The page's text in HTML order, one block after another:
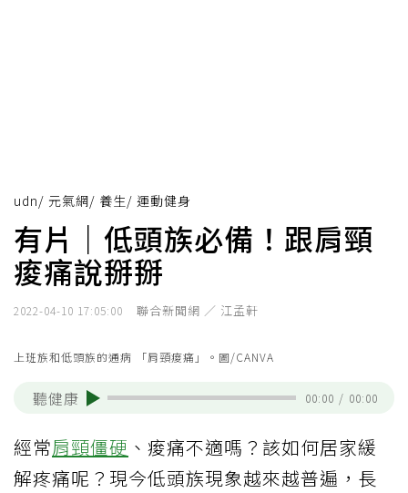
udn/ 元氣網/ 養生/ 運動健身
有片｜低頭族必備！跟肩頸
痠痛說掰掰
2022-04-10 17:05:00 聯合新聞網 ／ 江孟軒
上班族和低頭族的通病 「肩頸痠痛」。圖/CANVA
聽健康 00:00 / 00:00
經常肩頸僵硬 、痠痛不適嗎？該如何居家緩
解疼痛呢？現今低頭族現象越來越普遍，長